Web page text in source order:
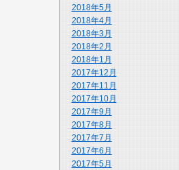
2018年5月
2018年4月
2018年3月
2018年2月
2018年1月
2017年12月
2017年11月
2017年10月
2017年9月
2017年8月
2017年7月
2017年6月
2017年5月